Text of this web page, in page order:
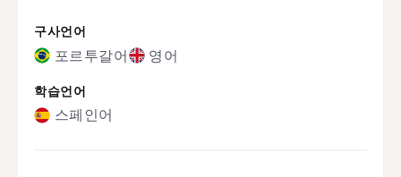
구사언어
포르투갈어 영어
학습언어
스페인어